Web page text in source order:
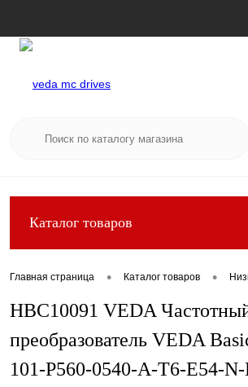
Каталог товаров
Главная страница • Каталог товаров •
HBC10091 VEDA
преобразователь VEDA
101-P560-0540-A-T6-E54-